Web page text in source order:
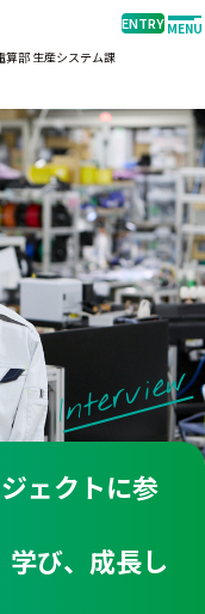
ENTRY MENU
算部 生産システム課
Interview
ェクトに参
学び、成長し